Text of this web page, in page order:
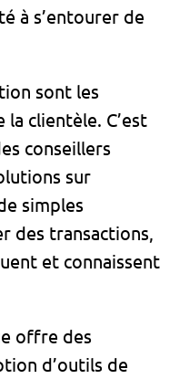
à s’entourer de
sont les
clientèle. C’est
conseillers
sur
simples
des transactions,
et connaissent
offre des
d’outils de